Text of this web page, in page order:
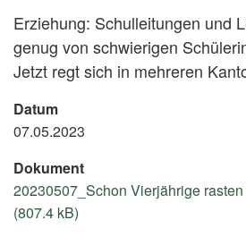
Erziehung: Schulleitungen und
genug von schwierigen
Jetzt regt sich in mehreren
Datum
07.05.2023
Dokument
20230507_Schon Vierjährige
(807.4 kB)